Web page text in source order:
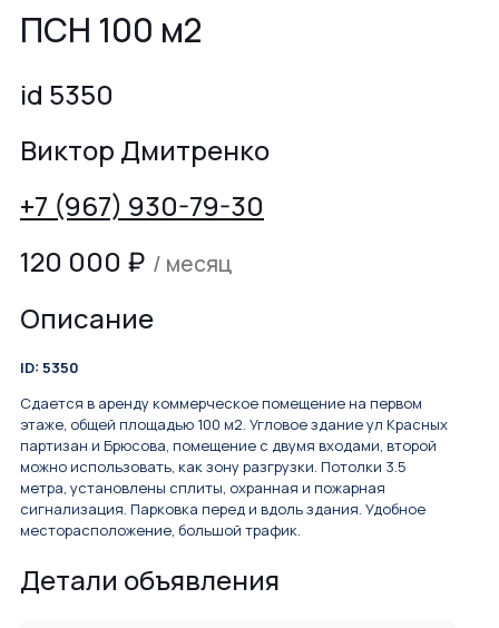
ПСН 100 м2
id 5350
Виктор Дмитренко
+7 (967) 930-79-30
120 000 ₽ / месяц
Описание
ID: 5350
Сдается в аренду коммерческое помещение на первом
этаже, общей площадью 100 м2. Угловое здание ул Красных
партизан и Брюсова, помещение с двумя входами, второй
можно использовать, как зону разгрузки. Потолки 3.5
метра, установлены сплиты, охранная и пожарная
сигнализация. Парковка перед и вдоль здания. Удобное
месторасположение, большой трафик.
Детали объявления